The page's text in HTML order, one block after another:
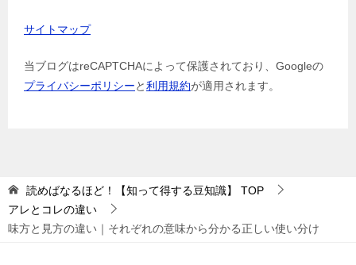
サイトマップ
当ブログはreCAPTCHAによって保護されており、Googleの
プライバシーポリシーと利用規約が適用されます。
読めばなるほど！【知って得する豆知識】
TOP
アレとコレの違い
味方と見方の違い｜それぞれの意味から分かる正しい使い分け